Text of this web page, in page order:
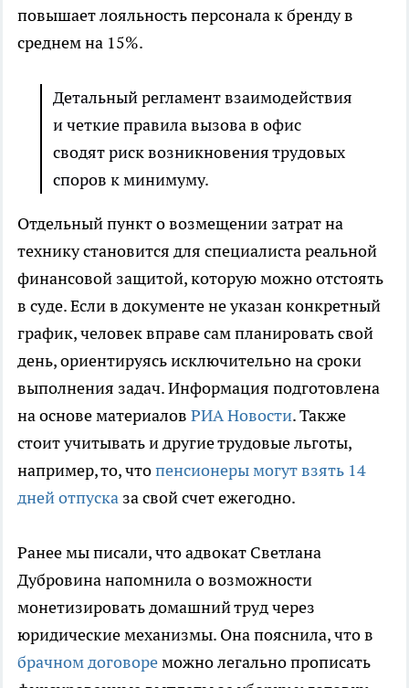
повышает лояльность персонала к бренду в
среднем на 15%.
Детальный регламент взаимодействия
и четкие правила вызова в офис
сводят риск возникновения трудовых
споров к минимуму.
Отдельный пункт о возмещении затрат на
технику становится для специалиста реальной
финансовой защитой, которую можно отстоять
в суде. Если в документе не указан конкретный
график, человек вправе сам планировать свой
день, ориентируясь исключительно на сроки
выполнения задач. Информация подготовлена
на основе материалов РИА Новости. Также
стоит учитывать и другие трудовые льготы,
например, то, чтопенсионеры могут взять 14
дней отпуска за свой счет ежегодно.
Ранее мы писали, что адвокат Светлана
Дубровина напомнила о возможности
монетизировать домашний труд через
юридические механизмы. Она пояснила, что в
брачном договореможно легально прописать